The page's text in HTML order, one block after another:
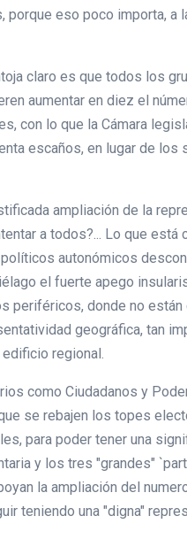
porque eso poco importa, a
claro es que todos los
aumentar en diez el
con lo que la Cámara
escaños, en lugar de los
ampliación de la
a todos?... Lo que está
autonómicos
el fuerte apego
periféricos, donde no
geográfica, tan
regional.
como Ciudadanos y
se rebajen los topes
para poder tener una
y los tres "grandes"
la ampliación del
teniendo una "digna"